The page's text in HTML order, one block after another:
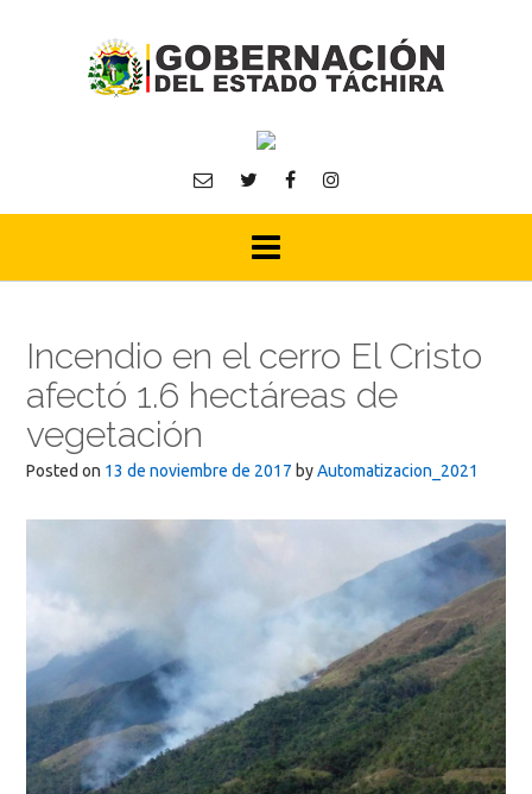
Incendio en el cerro El Cristo
afectó 1.6 hectáreas de
vegetación
Posted on 13 de noviembre de 2017 byAutomatizacion_2021